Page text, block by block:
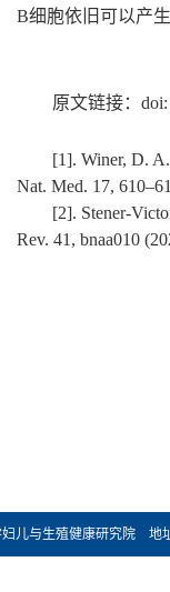
B细胞依旧可以产
原文链接：
[1]. Winer, D.
Nat. Med. 17,
[2]. Stener-
Rev. 41, bnaa010
儿与生殖健康研究院 地